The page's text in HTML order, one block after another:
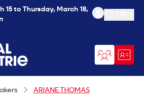
15 to Thursday, March 18,
Open
ARIANE THOMAS